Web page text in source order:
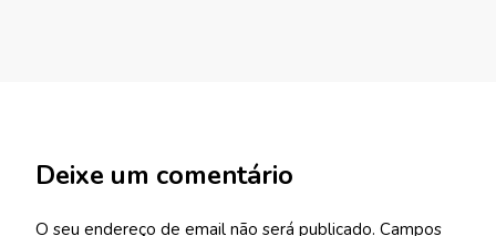
Deixe um comentário
O seu endereço de email não será publicado. Campos